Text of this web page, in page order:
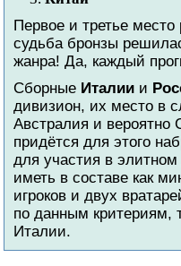
Первое и третье место
судьба бронзы
жанра! Да, каждый
Сборные Италии и
дивизион, их место в
Австралия и вероятно
придётся для этого
для участия в
иметь в составе как
игроков и двух
по данным критериям,
Италии.